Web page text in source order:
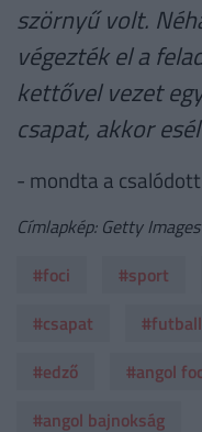
szörnyű volt.
végezték el a
kettővel vezet
csapat, akkor
- mondta a
Címlapkép: Getty Images
#foci
#sport
#csapat
#futball
#edző
#angol
#angol bajnokság